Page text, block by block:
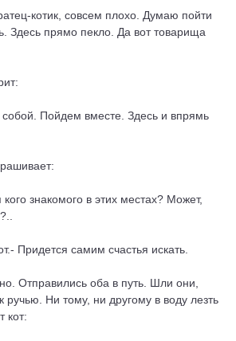
котик, совсем плохо. Думаю пойти
Здесь прямо пекло. Да вот товарища
Пойдем вместе. Здесь и впрямь
знакомого в этих местах? Может,
Придется самим счастья искать.
Отправились оба в путь. Шли они,
Ни тому, ни другому в воду лезть
кот: